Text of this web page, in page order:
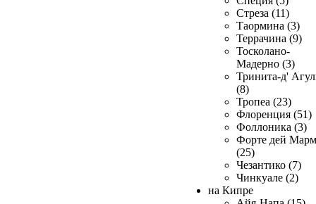
Стреза (11)
Таормина (3)
Террачина (9)
Тосколано-
Мадерно (3)
Тринита-д'
(8)
Тропеа (23)
Флоренция (51)
Фоллоника (3)
Форте дей
(25)
Чезантико (7)
Чинкуале (2)
на Кипре